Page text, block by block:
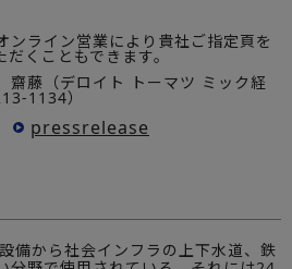
ライン営業により貴社ご指定頁を
だくこともできます。
齋藤（デロイト トーマツ ミック経
1134）
pressrelease
備から社会インフラの上下水道、鉄